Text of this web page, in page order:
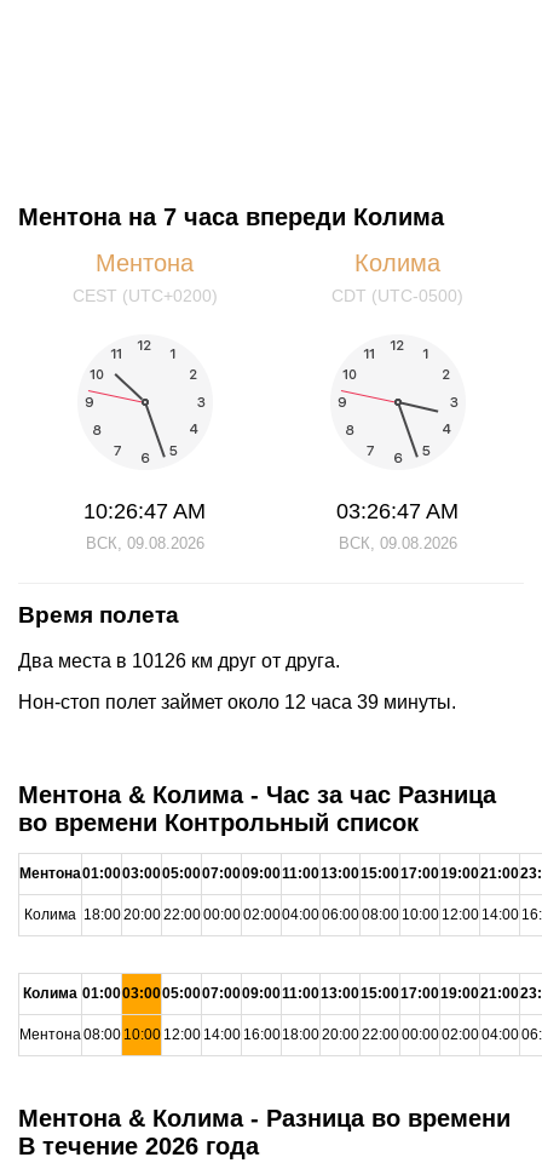
Ментона на 7 часа впереди Колима
Ментона
CEST (UTC+0200)
10:26:48 AM
ВСК, 09.08.2026
Колима
CDT (UTC-0500)
03:26:48 AM
ВСК, 09.08.2026
Время полета
Два места в 10126 км друг от друга.
Нон-стоп полет займет около 12 часа 39 минуты.
Ментона & Колима - Час за час Разница
во времени Контрольный список
Ментона01:0003:0005:0007:0009:0011:0013:0015:0017:0019:0021:00
Колима 18:0020:0022:0000:0002:0004:0006:0008:00 10:00 12:00 14:00
Колима 01:0003:0005:0007:0009:0011:0013:0015:0017:0019:0021:00
Ментона08:00 10:00 12:00 14:00 16:0018:0020:0022:0000:0002:0004:00
Ментона & Колима - Разница во времени
В течение 2026 года